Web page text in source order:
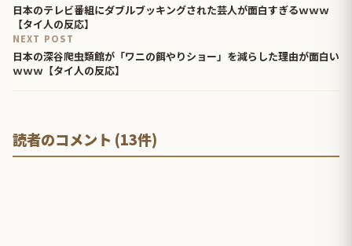
日本のテレビ番組にダブルブッキングされた芸人が面白すぎるｗｗｗ
【タイ人の反応】
NEXT POST
日本の深谷爬虫類館が「ワニの餌やりショー」を減らした理由が面白い
ｗｗｗ【タイ人の反応】
読者のコメント (13件)